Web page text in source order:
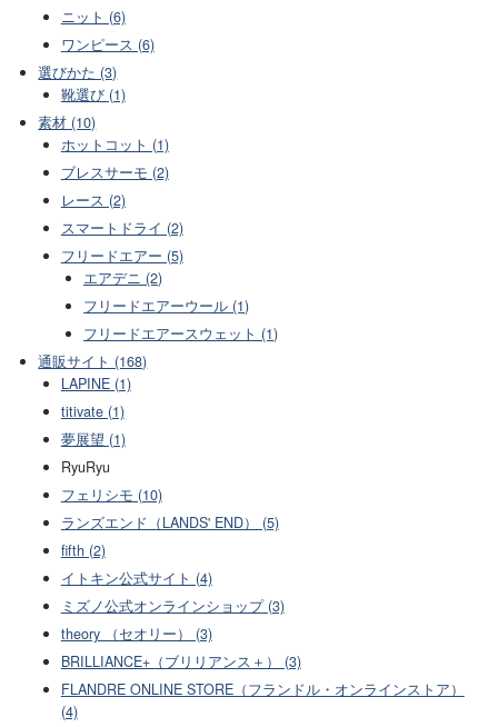
ニット (6)
ワンピース (6)
選びかた (3)
靴選び (1)
素材 (10)
ホットコット (1)
ブレスサーモ (2)
レース (2)
スマートドライ (2)
フリードエアー (5)
エアデニ (2)
フリードエアーウール (1)
フリードエアースウェット (1)
通販サイト (168)
LAPINE (1)
titivate (1)
夢展望 (1)
RyuRyu
フェリシモ (10)
ランズエンド（LANDS' END） (5)
fifth (2)
イトキン公式サイト (4)
ミズノ公式オンラインショップ (3)
theory （セオリー） (3)
BRILLIANCE+（ブリリアンス＋） (3)
FLANDRE ONLINE STORE（フランドル・オンラインストア）
(4)